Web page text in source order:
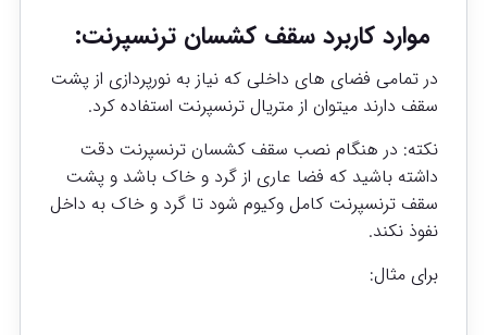
موارد کاربرد سقف کشسان ترنسپرنت:
در تمامی فضای های داخلی که نیاز به نورپردازی از پشت
سقف دارند میتوان از متریال ترنسپرنت استفاده کرد.
نکته: در هنگام نصب سقف کشسان ترنسپرنت دقت
داشته باشید که فضا عاری از گرد و خاک باشد و پشت
سقف ترنسپرنت کامل وکیوم شود تا گرد و خاک به داخل
نفوذ نکند.
برای مثال: